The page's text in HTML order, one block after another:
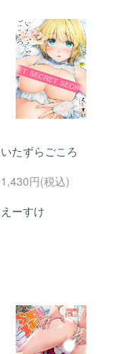
いたずらごころ
1,430円(税込)
えーすけ